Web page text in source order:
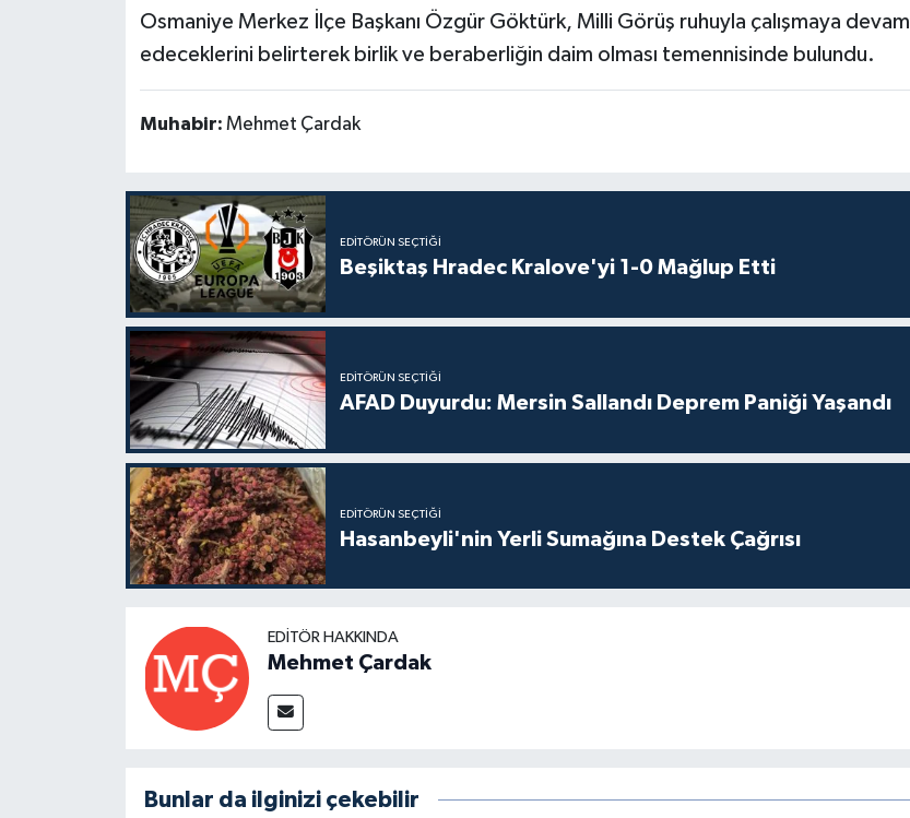
Osmaniye Merkez İlçe Başkanı Özgür Göktürk, Milli Görüş ruhuyla çalışmaya devam
edeceklerini belirterek birlik ve beraberliğin daim olması temennisinde bulundu.
Muhabir: Mehmet Çardak
EDITÖRÜN SEÇTIĞI
Beşiktaş Hradec Kralove'yi 1-0 Mağlup Etti
EDITÖRÜN SEÇTIĞI
AFAD Duyurdu: Mersin Sallandı Deprem Paniği Yaşandı
EDITÖRÜN SEÇTIĞI
Hasanbeyli'nin Yerli Sumağına Destek Çağrısı
EDITÖR HAKKINDA
Mehmet Çardak
Bunlar da ilginizi çekebilir